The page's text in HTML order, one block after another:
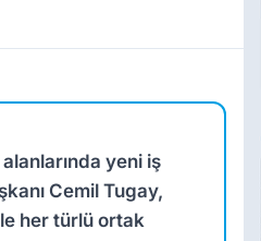
yeni iş
Cemil Tugay,
her türlü ortak